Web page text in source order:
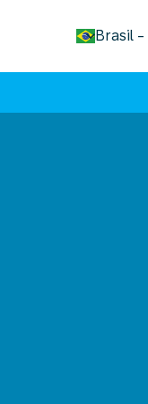
Brasil -
keyboard_arrow_down